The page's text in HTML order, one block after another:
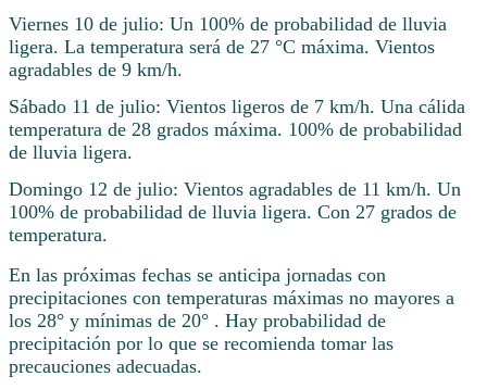
Viernes 10 de julio: Un 100% de probabilidad de lluvia
ligera. La temperatura será de 27 °C máxima. Vientos
agradables de 9 km/h.
Sábado 11 de julio: Vientos ligeros de 7 km/h. Una cálida
temperatura de 28 grados máxima. 100% de probabilidad
de lluvia ligera.
Domingo 12 de julio: Vientos agradables de 11 km/h. Un
100% de probabilidad de lluvia ligera. Con 27 grados de
temperatura.
En las próximas fechas se anticipa jornadas con
precipitaciones con temperaturas máximas no mayores a
los 28° y mínimas de 20° . Hay probabilidad de
precipitación por lo que se recomienda tomar las
precauciones adecuadas.